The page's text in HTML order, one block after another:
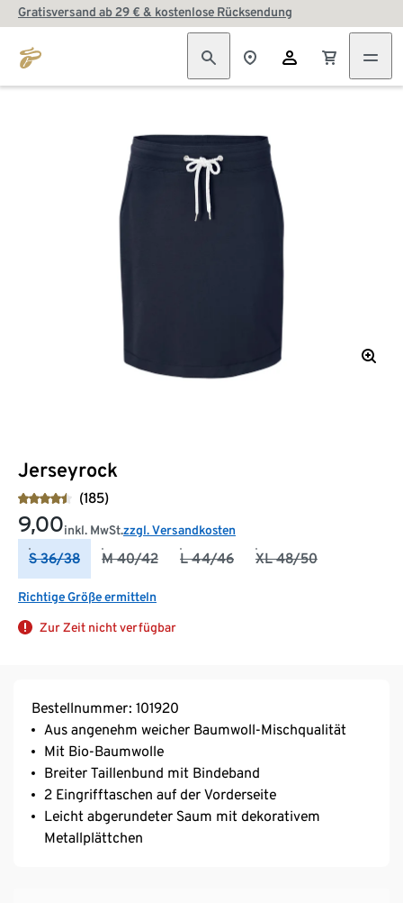
Gratisversand ab 29 € & kostenlose Rücksendung
Jerseyrock
(185)
9,00inkl. MwSt.zzgl. Versandkosten
S 36/38 M 40/42 L 44/46 XL 48/50
Richtige Größe ermitteln
Zur Zeit nicht verfügbar
Bestellnummer: 101920
Aus angenehm weicher Baumwoll-Mischqualität
Mit Bio-Baumwolle
Breiter Taillenbund mit Bindeband
2 Eingrifftaschen auf der Vorderseite
Leicht abgerundeter Saum mit dekorativem
Metallplättchen